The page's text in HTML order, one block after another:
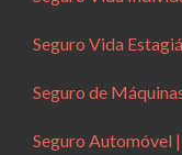
Seguro Vida
Seguro de
Seguro Automóvel